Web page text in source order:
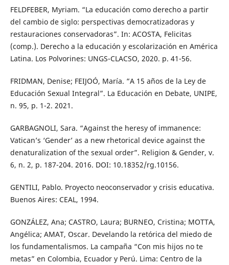
FELDFEBER, Myriam. “La educación como derecho a partir
del cambio de siglo: perspectivas democratizadoras y
restauraciones conservadoras”. In: ACOSTA, Felicitas
(comp.). Derecho a la educación y escolarización en América
Latina. Los Polvorines: UNGS-CLACSO, 2020. p. 41-56.
FRIDMAN, Denise; FEIJOÓ, María. “A 15 años de la Ley de
Educación Sexual Integral”. La Educación en Debate, UNIPE,
n. 95, p. 1-2. 2021.
GARBAGNOLI, Sara. “Against the heresy of immanence:
Vatican’s ‘Gender’ as a new rhetorical device against the
denaturalization of the sexual order”. Religion & Gender, v.
6, n. 2, p. 187-204. 2016. DOI: 10.18352/rg.10156.
GENTILI, Pablo. Proyecto neoconservador y crisis educativa.
Buenos Aires: CEAL, 1994.
GONZÁLEZ, Ana; CASTRO, Laura; BURNEO, Cristina; MOTTA,
Angélica; AMAT, Oscar. Develando la retórica del miedo de
los fundamentalismos. La campaña “Con mis hijos no te
metas” en Colombia, Ecuador y Perú. Lima: Centro de la